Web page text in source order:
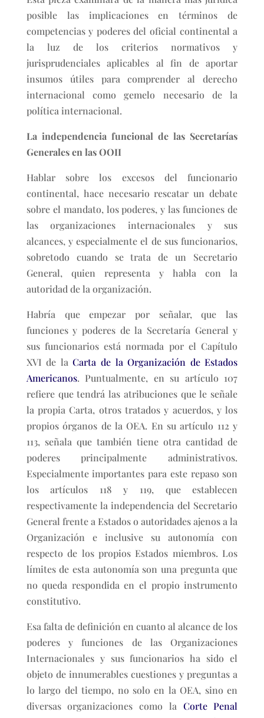
posible las implicaciones en términos de
competencias y poderes del oficial continental a
la luz de los criterios normativos y
jurisprudenciales aplicables al fin de aportar
insumos útiles para comprender al derecho
internacional como gemelo necesario de la
política internacional.
La independencia funcional de las Secretarías
Generales en las OOII
Hablar sobre los excesos del funcionario
continental, hace necesario rescatar un debate
sobre el mandato, los poderes, y las funciones de
las organizaciones internacionales y sus
alcances, y especialmente el de sus funcionarios,
sobretodo cuando se trata de un Secretario
General, quien representa y habla con la
autoridad de la organización.
Habría que empezar por señalar, que las
funciones y poderes de la Secretaría General y
sus funcionarios está normada por el Capítulo
XVI de laCarta de la Organización de Estados
Americanos. Puntualmente, en su artículo 107
refiere que tendrá las atribuciones que le señale
la propia Carta, otros tratados y acuerdos, y los
propios órganos de la OEA. En su artículo 112 y
113, señala que también tiene otra cantidad de
poderes principalmente administrativos.
Especialmente importantes para este repaso son
los artículos 118 y 119, que establecen
respectivamente la independencia del Secretario
General frente a Estados o autoridades ajenos a la
Organización e inclusive su autonomía con
respecto de los propios Estados miembros. Los
límites de esta autonomía son una pregunta que
no queda respondida en el propio instrumento
constitutivo.
Esa falta de definición en cuanto al alcance de los
poderes y funciones de las Organizaciones
Internacionales y sus funcionarios ha sido el
objeto de innumerables cuestiones y preguntas a
lo largo del tiempo, no solo en la OEA, sino en
diversas organizaciones como la Corte Penal